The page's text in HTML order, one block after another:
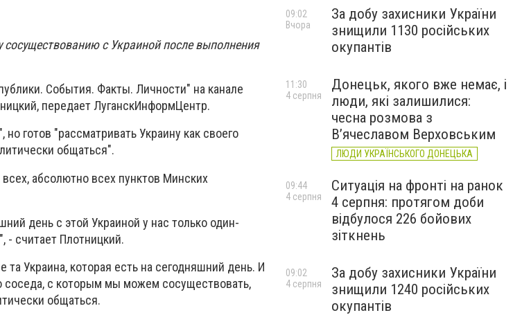
с Украиной после выполнения
События. Факты. Личности" на канале
передает ЛуганскИнформЦентр.
готов "рассматривать Украину как своего
общаться".
абсолютно всех пунктов Минских
день с этой Украиной у нас только один-
- считает Плотницкий.
Украина, которая есть на сегодняшний день. И
соседа, с которым мы можем сосуществовать,
общаться.
За добу захисники України
знищили 1130 російських
окупантів
09:02
Вчора
Донецьк, якого вже немає, і
люди, які залишилися:
чесна розмова з
В’ячеславом Верховським
ЛЮДИ УКРАЇНСЬКОГО ДОНЕЦЬКА
11:30
4 серпня
Ситуація на фронті на ранок
4 серпня: протягом доби
відбулося 226 бойових
зіткнень
09:44
4 серпня
За добу захисники України
знищили 1240 російських
окупантів
09:02
4 серпня